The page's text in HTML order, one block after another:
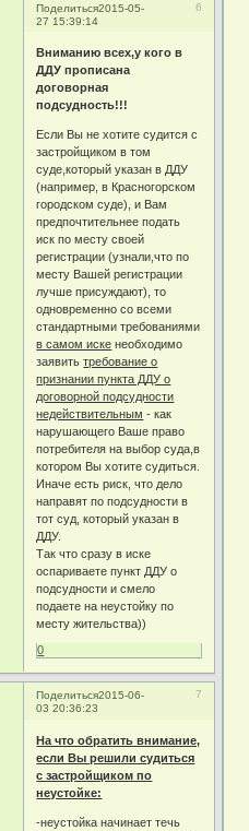
Поделиться 6
2015-05-
27 15:39:14
Вниманию всех,у кого в
ДДУ прописана
договорная
подсудность!!!
Если Вы не хотите судится с
застройщиком в том
суде,который указан в ДДУ
(например, в Красногорском
городском суде), и Вам
предпочтительнее подать
иск по месту своей
регистрации (узнали,что по
месту Вашей регистрации
лучше присуждают), то
одновременно со всеми
стандартными требованиями
в самом иске необходимо
заявитьтребование о
признании пункта ДДУ о
договорной подсудности
недействительным - как
нарушающего Ваше право
потребителя на выбор суда,в
котором Вы хотите судиться.
Иначе есть риск, что дело
направят по подсудности в
тот суд, который указан в
ДДУ.
Так что сразу в иске
оспариваете пункт ДДУ о
подсудности и смело
подаете на неустойку по
месту жительства))
0
Поделиться 7
2015-06-
03 20:36:23
На что обратить внимание,
если Вы решили судиться
с застройщиком по
неустойке:
-неустойка начинает течь